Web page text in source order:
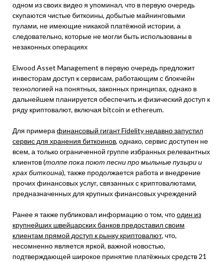
одном из своих видео я упоминал, что в первую очередь
скупаются чистые биткоины, добытые майнинговыми
пулами, не имеющие никакой платёжной истории, а
следовательно, которые не могли быть использованы в
незаконных операциях
Elwood Asset Management в первую очередь предложит
инвесторам доступ к сервисам, работающим с блокчейн
технологией на понятных, законных принципах, однако в
дальнейшем планируется обеспечить и физический доступ к
ряду криптовалют, включая bitcoin и ethereum.
Для примера финансовый гигант Fidelity недавно запустил
сервис для хранения биткоинов, однако, сервис доступен не
всем, а только ограниченной группе избранных релевантных
клиентов (толпе пока поют песни про мыльные пузыри и
крах биткоина), также продолжается работа и внедрение
прочих финансовых услуг, связанных с криптовалютами,
предназначенных для крупных финансовых учреждений
Ранее я также публиковал информацию о том, чтоодин из
крупнейших швейцарских банков предоставил своим
клиентам прямой доступ к рынку криптовалют, что,
несомненно является яркой, важной новостью,
подтверждающей широкое принятие платёжных средств 21